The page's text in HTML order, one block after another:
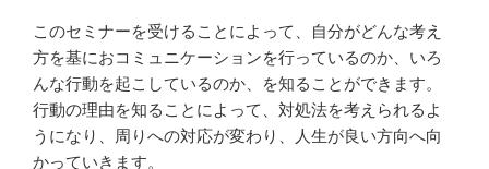
このセミナーを受けることによって、自分がどんな考え
方を基におコミュニケーションを行っているのか、いろ
んな行動を起こしているのか、を知ることができます。
行動の理由を知ることによって、対処法を考えられるよ
うになり、周りへの対応が変わり、人生が良い方向へ向
かっていきます。